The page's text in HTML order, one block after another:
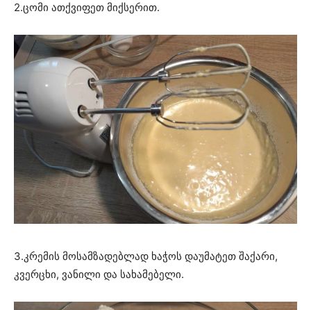
2.ცომი ათქვიფეთ მიქსერით.
3.კრემის მოსამზადებლად ხაჭოს დაუმატეთ შაქარი,
კვერცხი, ვანილი და სახამებელი.